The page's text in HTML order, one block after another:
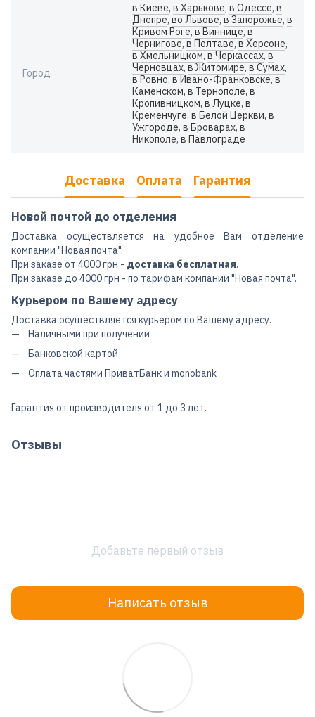
Город
в Киеве, в Харькове, в Одессе, в
Днепре, во Львове, в Запорожье, в
Кривом Роге, в Виннице, в
Чернигове, в Полтаве, в Херсоне,
в Хмельницком, в Черкассах, в
Черновцах, в Житомире, в Сумах,
в Ровно, в Ивано-Франковске, в
Каменском, в Тернополе, в
Кропивницком, в Луцке, в
Кременчуге, в Белой Церкви, в
Ужгороде, в Броварах, в
Никополе, в Павлограде
Доставка Оплата Гарантия
Новой почтой до отделения
Доставка осуществляется на удобное Вам отделение
компании "Новая почта".
При заказе от 4000 грн - доставка бесплатная.
При заказе до 4000 грн - по тарифам компании "Новая почта".
Курьером по Вашему адресу
Доставка осуществляется курьером по Вашему адресу.
Наличными при получении
Банковской картой
Оплата частями ПриватБанк и monobank
Гарантия от производителя от 1 до 3 лет.
Отзывы
Добавьте первый отзыв
Написать отзыв